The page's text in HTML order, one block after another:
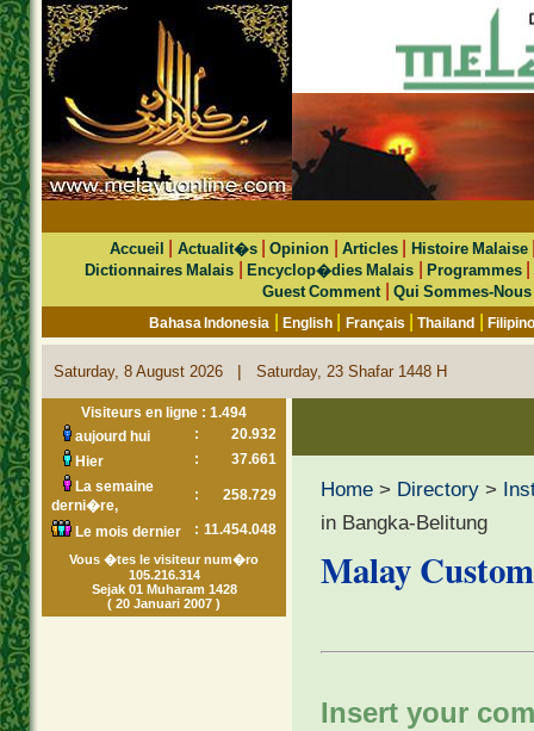
Accueil Actualit�s|Opinion Articles| Histoire Malaise
Dictionnaires Malais |Encyclop�dies Malais |Programmes
Guest Comment Qui Sommes-Nous
Bahasa Indonesia |English Français |Thailand |
Saturday, 8 August 2026 | Saturday, 23 Shafar 1448 H
Visiteurs en ligne : 1.494
aujourd hui
:
20.932
Hier
:
37.661
La semaine
derni�re,
: 258.729
Le mois dernier : 11.454.048
Vous �tes le visiteur num�ro
105.216.314
Sejak 01 Muharam 1428
( 20 Januari 2007 )
Home > Directory >
in Bangka-Belitung
Malay
Insert your